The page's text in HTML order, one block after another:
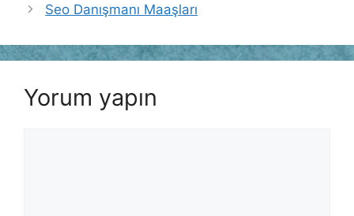
Seo Danışmanı Maaşları
Yorum yapın